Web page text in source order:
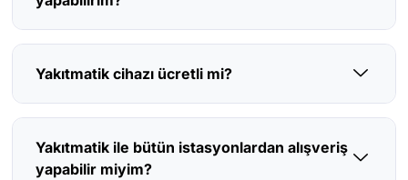
Yakıtmatik cihazı ücretli mi?
Yakıtmatik ile bütün istasyonlardan alışveriş
yapabilir miyim?